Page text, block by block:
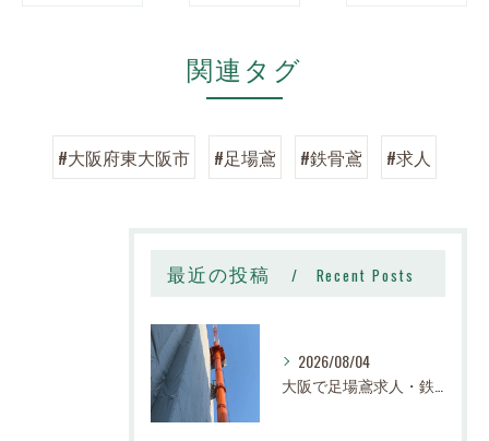
関連タグ
#大阪府東大阪市 #足場鳶 #鉄骨鳶 #求人
最近の投稿 Recent Posts
2026/08/04